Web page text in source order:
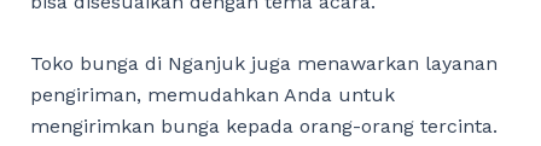
Toko bunga di Nganjuk juga menawarkan layanan
pengiriman, memudahkan Anda untuk
mengirimkan bunga kepada orang-orang tercinta.